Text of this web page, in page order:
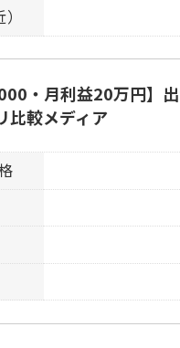
・月利益20万円】
比較メディア